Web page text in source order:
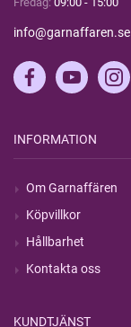
info@garnaffaren.se
INFORMATION
Om Garnaffären
Köpvillkor
Hållbarhet
Kontakta oss
KUNDTJÄNST